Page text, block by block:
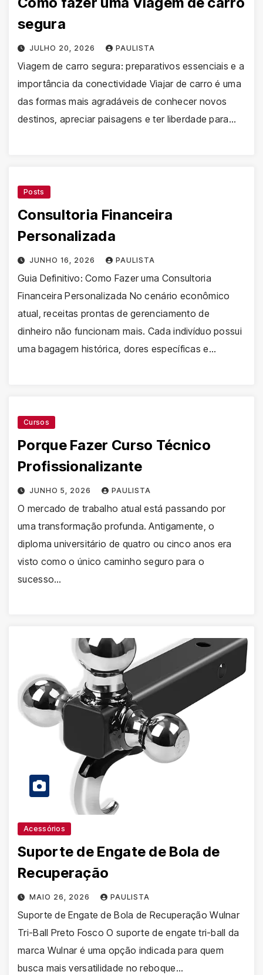
segura
JULHO 20, 2026 PAULISTA
Viagem de carro segura: preparativos essenciais e a
importância da conectividade Viajar de carro é uma
das formas mais agradáveis de conhecer novos
destinos, apreciar paisagens e ter liberdade para…
Posts
Consultoria Financeira
Personalizada
JUNHO 16, 2026 PAULISTA
Guia Definitivo: Como Fazer uma Consultoria
Financeira Personalizada No cenário econômico
atual, receitas prontas de gerenciamento de
dinheiro não funcionam mais. Cada indivíduo possui
uma bagagem histórica, dores específicas e…
Cursos
Porque Fazer Curso Técnico
Profissionalizante
JUNHO 5, 2026 PAULISTA
O mercado de trabalho atual está passando por
uma transformação profunda. Antigamente, o
diploma universitário de quatro ou cinco anos era
visto como o único caminho seguro para o
sucesso…
Acessórios
Suporte de Engate de Bola de
Recuperação
MAIO 26, 2026 PAULISTA
Suporte de Engate de Bola de Recuperação Wulnar
Tri-Ball Preto Fosco O suporte de engate tri-ball da
marca Wulnar é uma opção indicada para quem
busca mais versatilidade no reboque…